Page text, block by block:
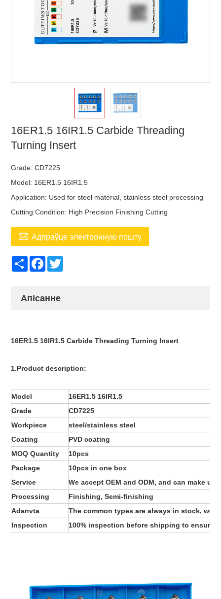
16ER1.5 16IR1.5 Carbide Threading
Turning Insert
Grade: CD7225
Model: 16ER1.5 16IR1.5
Application: Used for steel material, stainless steel processing
Cutting Condition: High Precision Finishing Cutting
 Адпраўце электронную пошту
ShareFacebook
Апісанне
16ER1.5 16IR1.5 Carbide Threading Turning Insert
1.Product description:
Model
16ER1.5 16IR1.5
Grade
CD7225
Workpiece
steel/stainless steel
Coating
PVD coating
MOQ Quantity
10pcs
Package
10pcs in one box
Service
We accept OEM and ODM, and can make
Processing
Finishing, Semi-finishing
Adanvta
The common types are always in stock, we
Inspection
100% inspection before shipping to ensure